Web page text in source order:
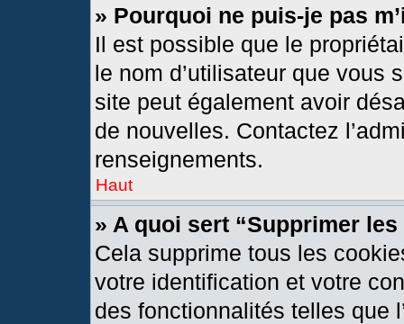
» Pourquoi ne puis-je pas
Il est possible que le
le nom d’utilisateur que vous
site peut également avoir
de nouvelles. Contactez
renseignements.
Haut
» A quoi sert “Supprimer
Cela supprime tous les
votre identification et votre
des fonctionnalités telles que